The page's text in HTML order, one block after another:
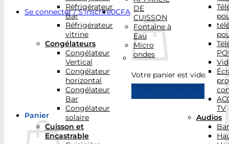
Se connecter / S’inscrire0CFA
Votre panier est vide.
Retour à la boutique
Panier
Réfrigérateur
Bar
Réfrigérateur
vitrine
Congélateurs
Congélateur
Vertical
Congélateur
horizontal
Congélateur
Bar
Congélateur
solaire
Cuisson et
Encastrable
DE
CUISSON
Fontaine à
Eau
Micro
ondes
TV
Audios